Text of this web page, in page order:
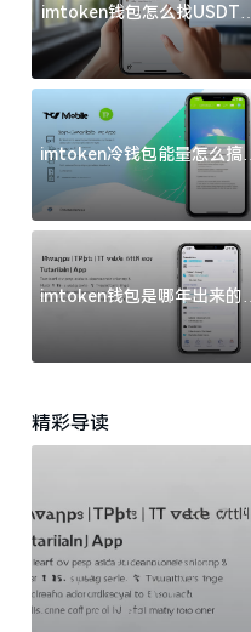
imtoken钱包怎么找USDT地
址？三步搞定不踩坑
imtoken冷钱包能量怎么搞？
过来人告诉你门道
imtoken钱包是哪年出来的？
一文给你说清楚
精彩导读